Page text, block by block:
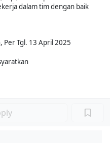
dalam tim dengan baik
Per Tgl. 13 April 2025